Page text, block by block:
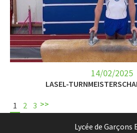
14/02/2025
LASEL-
1 2 3 >>
Lycée de Garçons